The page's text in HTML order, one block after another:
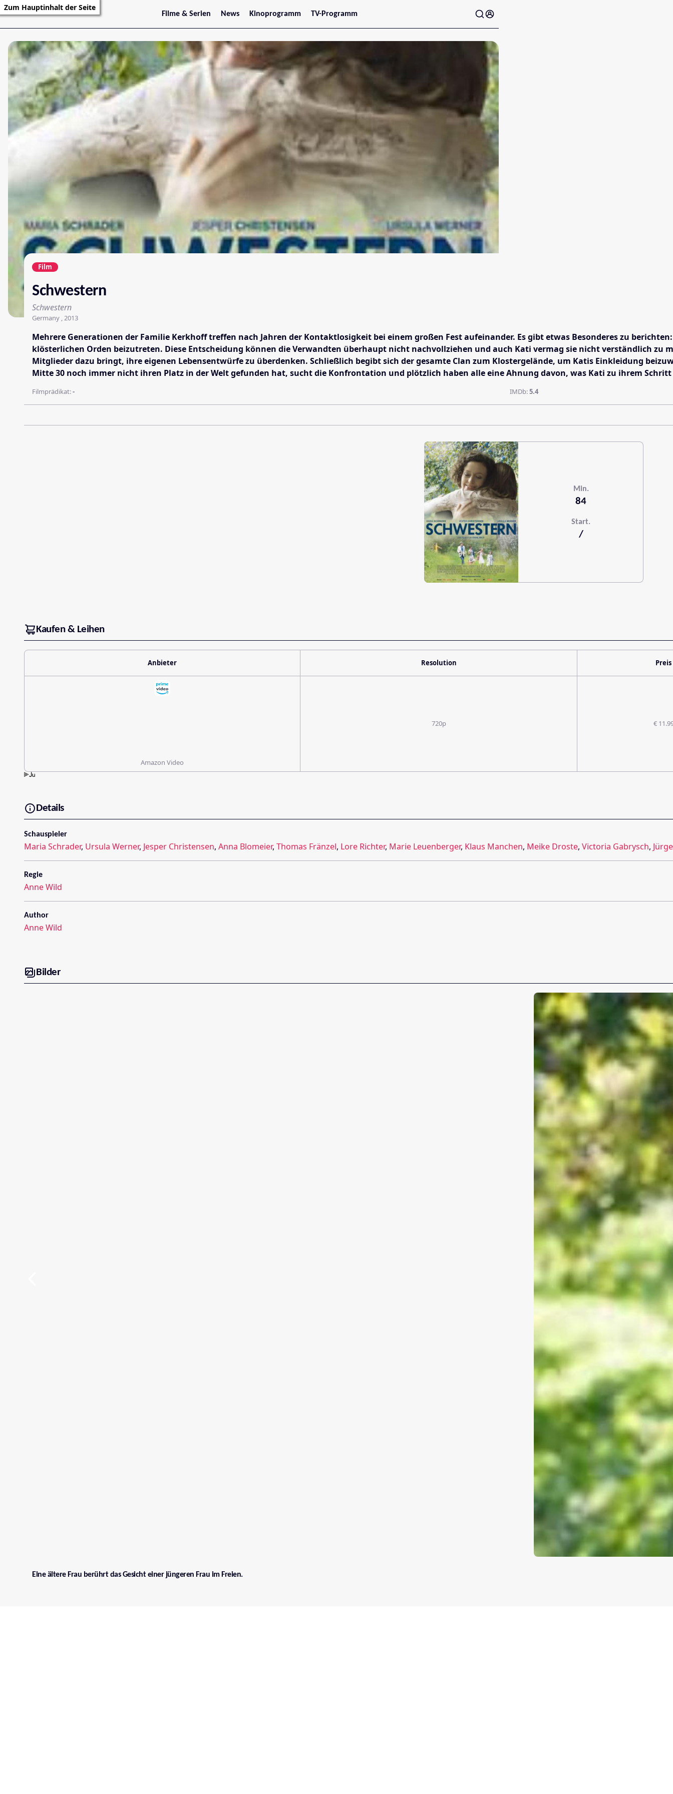
Zum Hauptinhalt der Seite
Filme & Serien
Trailer
Filmarchiv
Serienarchiv
News
Stars
Kinoprogramm
Jetzt im Kino
Wien
Niederösterreich
Oberösterreich
Steiermark
Burgenland
Kärnten
Salzburg
TV-Programm
Film
Schwestern
Schwestern
Germany , 2013
Mehrere Generationen der Familie Kerkhoff treffen nach Jahren der Kontaktlosigkeit bei einem großen Fest aufeinander. Es gibt etwas Besonderes zu
klösterlichen Orden beizutreten. Diese Entscheidung können die Verwandten überhaupt nicht nachvollziehen und auch Kati vermag sie nicht verständlich zu
Mitglieder dazu bringt, ihre eigenen Lebensentwürfe zu überdenken. Schließlich begibt sich der gesamte Clan zum Klostergelände, um Katis Einkleidung
Mitte 30 noch immer nicht ihren Platz in der Welt gefunden hat, sucht die Konfrontation und plötzlich haben alle eine Ahnung davon, was Kati zu ihrem
Filmprädikat:- IMDb:5.4
Min.
84
Start.
/
Kaufen & Leihen
Anbieter Resolution Preis
Amazon Video
720p €
Details
Schauspieler
Maria Schrader, Ursula Werner, Jesper Christensen, Anna Blomeier, Thomas Fränzel, Lore Richter, Marie Leuenberger, Klaus Manchen, Meike Droste, Victoria Gabrysch,
Regie
Anne Wild
Author
Anne Wild
Bilder
Eine ältere Frau berührt das Gesicht einer jüngeren Frau im Freien.